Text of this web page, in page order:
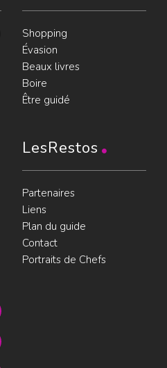
Shopping
Évasion
Beaux livres
Boire
Être guidé
LesRestos
Partenaires
Liens
Plan du guide
Contact
Portraits de Chefs